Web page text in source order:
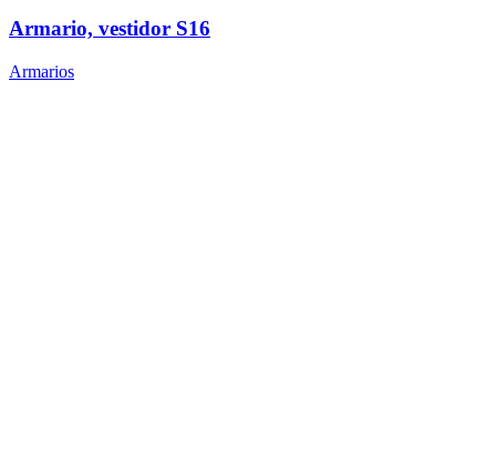
Armario, vestidor S16
Armarios